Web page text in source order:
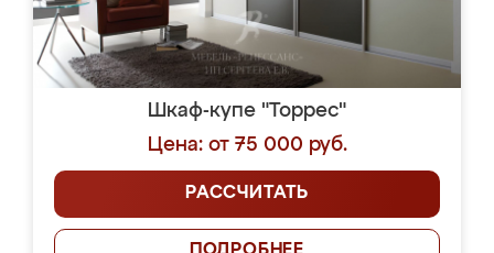
Шкаф-купе "Торрес"
Цена: от 75 000 руб.
РАССЧИТАТЬ